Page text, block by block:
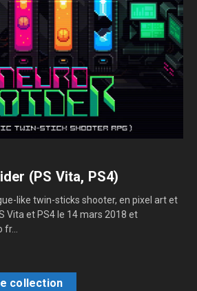
(PS Vita, PS4)
like twin-sticks shooter, en pixel art et
Vita et PS4 le 14 mars 2018 et
fr...
collection